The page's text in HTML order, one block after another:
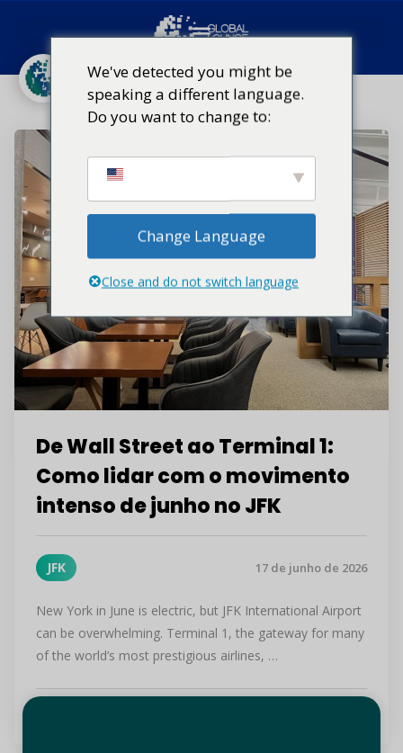
Categoria:JFK
Início Categoria:JFK
De Wall Street ao Terminal 1:
Como lidar com o movimento
intenso de junho no JFK
JFK 17 de junho de 2026
New York in June is electric, but JFK International Airport
can be overwhelming. Terminal 1, the gateway for many
of the world’s most prestigious airlines, …
We've detected you might be
speaking a different language.
Do you want to change to:
Change Language
Close and do not switch language